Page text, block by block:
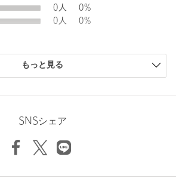
中国製
0人
0%
0人
0%
もっと見る
SNSシェア